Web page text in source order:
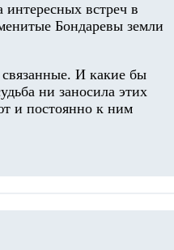
интересных встреч в
Бондаревы земли
И какие бы
ни заносила этих
и постоянно к ним